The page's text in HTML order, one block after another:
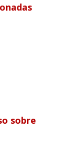
sobre